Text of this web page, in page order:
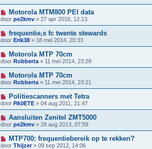
Motorola MTM800 PEI data
door pe2kmv » 27 apr 2016, 12:13
frequentie,s fc twente stewards
door Erik38 » 18 mei 2014, 20:33
Motorola MTP 70cm
door Robberta » 11 mei 2014, 23:28
Motorola MTP 70cm
door Robberta » 11 mei 2014, 23:21
Politiescanners met Tetra
door PA0ETE » 04 aug 2011, 21:47
Aansluiten Zenitel ZMT5000
door pe2kmv » 28 aug 2013, 07:59
MTP700: frequentiebereik op te rekken?
door Thijzer» 09 sep 2012, 14:06